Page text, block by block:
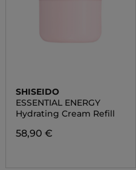
SHISEIDO
ESSENTIAL ENERGY
Hydrating Cream Refill
58,90 €